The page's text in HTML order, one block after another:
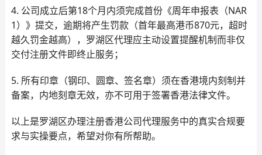
4. 公司成立后第18个月内须完成首份《周年申报表（NAR
1）》提交，逾期将产生罚款（首年最高港币870元，超时
越久罚金越高），罗湖区代理应主动设置提醒机制而非仅
交付注册文件即终止服务；
5. 所有印章（钢印、圆章、签名章）须在香港境内刻制并
备案，内地刻章无效，亦不可用于签署香港法律文件。
以上是罗湖区办理注册香港公司代理服务中的真实合规要
求与实操要点，希望对你有所帮助。